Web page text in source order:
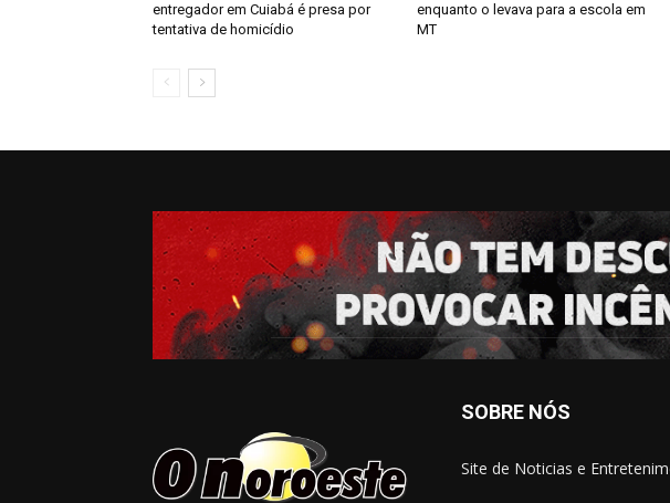
entregador em Cuiabá é presa por
tentativa de homicídio
enquanto o levava para a escola em
MT
SOBRE NÓS
Site de Noticias e